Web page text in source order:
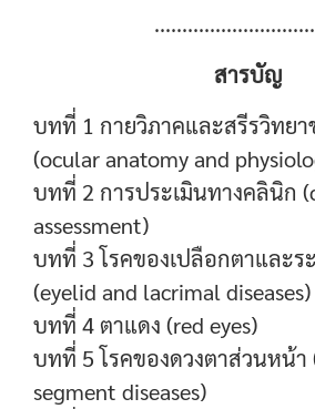
สารบัญ
บทที่ 1 กายวิภาคและสรีรวิทยา
(ocular anatomy and
บทที่ 2 การประเมินทางคลินิก
assessment)
บทที่ 3 โรคของเปลือกตาและร
(eyelid and lacrimal diseases)
บทที่ 4 ตาแดง (red eyes)
บทที่ 5 โรคของดวงตาส่วนหน้า
segment diseases)